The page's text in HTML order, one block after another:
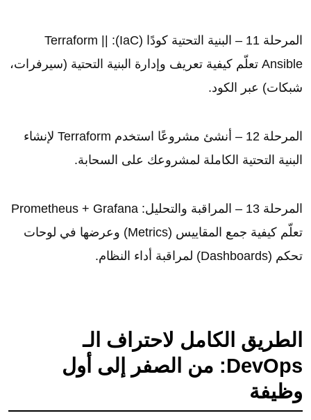
المرحلة 11 – البنية التحتية كودًا (IaC): Terraform ||
Ansible تعلّم كيفية تعريف وإدارة البنية التحتية (سيرفرات،
شبكات) عبر الكود.
المرحلة 12 – أنشئ مشروعًا استخدم Terraform لإنشاء
البنية التحتية الكاملة لمشروعك على السحابة.
المرحلة 13 – المراقبة والتحليل: Prometheus + Grafana
تعلّم كيفية جمع المقاييس (Metrics) وعرضها في لوحات
تحكم (Dashboards) لمراقبة أداء النظام.
الطريق الكامل لاحتراف الـ
DevOps: من الصفر إلى أول
وظيفة